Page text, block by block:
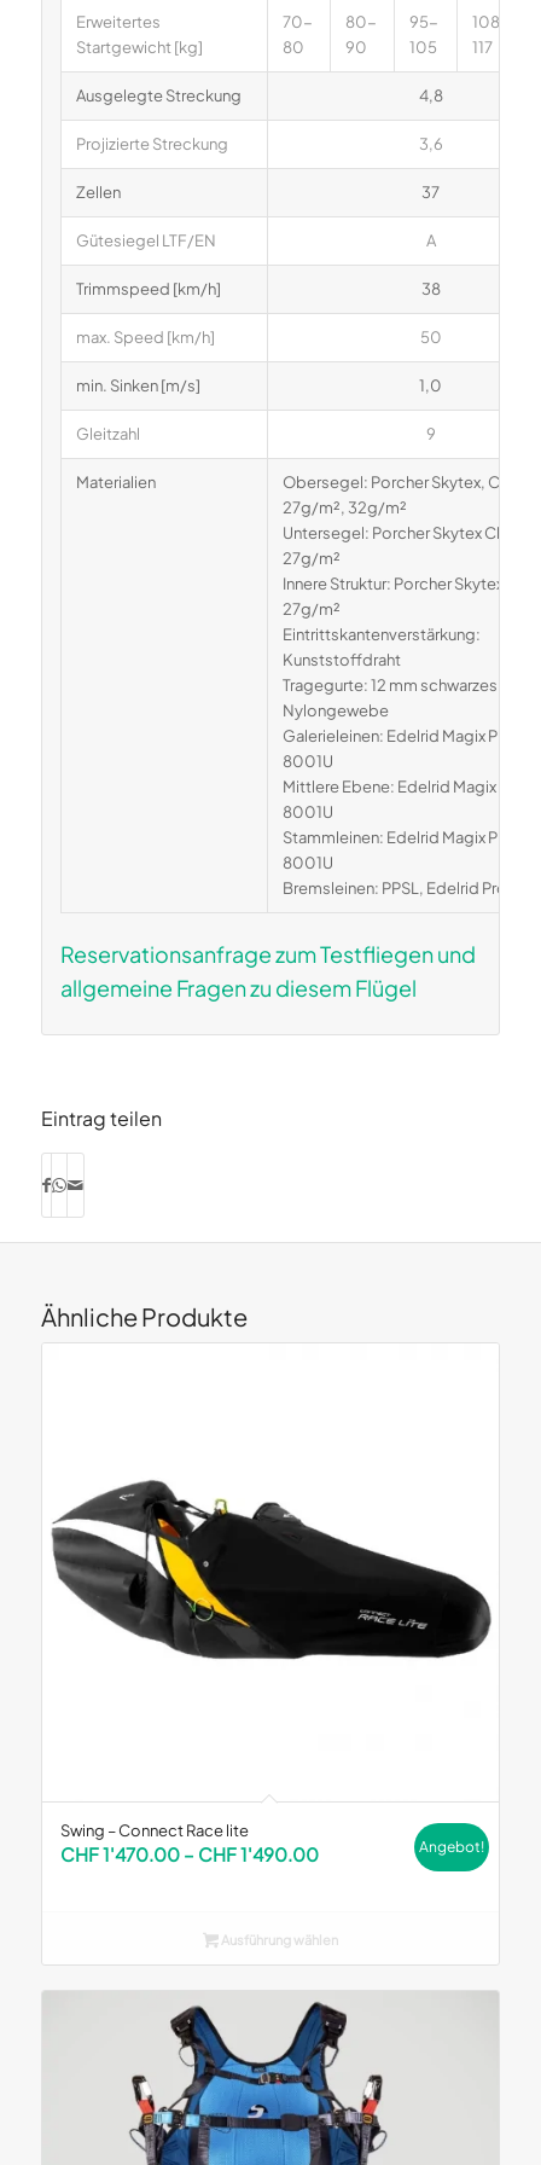
Erweitertes
Startgewicht [kg]
70-
80
80-
90
95-
105
108-
117
Ausgelegte Streckung 4,8
Projizierte Streckung 3,6
Zellen 37
Gütesiegel LTF/EN A
Trimmspeed [km/h] 38
max. Speed [km/h] 50
min. Sinken [m/s] 1,0
Gleitzahl 9
Materialien
Obersegel: Porcher Skytex, Classic
27g/m², 32g/m²
Untersegel: Porcher Skytex Classic
27g/m²
Innere Struktur: Porcher Skytex
27g/m²
Eintrittskantenverstärkung:
Kunststoffdraht
Tragegurte: 12 mm schwarzes
Nylongewebe
Galerieleinen: Edelrid Magix Pro Dry
8001U
Mittlere Ebene: Edelrid Magix Pro
8001U
Stammleinen: Edelrid Magix Pro Dry
8001U
Bremsleinen: PPSL, Edelrid Pro
Reservationsanfrage zum Testfliegen und
allgemeine Fragen zu diesem Flügel
Eintrag teilen
Ähnliche Produkte
Swing – Connect Race lite
CHF1'470.00 – CHF1'490.00Preisspanne:
CHF 1'490.00
Angebot!
Ausführung wählen